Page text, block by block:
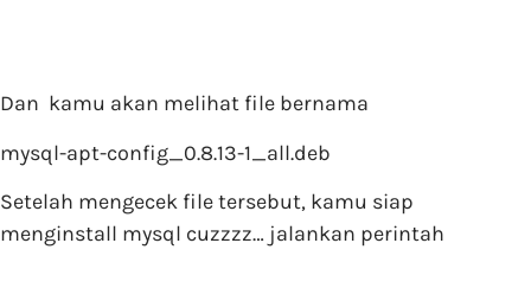
Dan kamu akan melihat file bernama
mysql-apt-config_0.8.13-1_all.deb
Setelah mengecek file tersebut, kamu siap
menginstall mysql cuzzzz… jalankan perintah